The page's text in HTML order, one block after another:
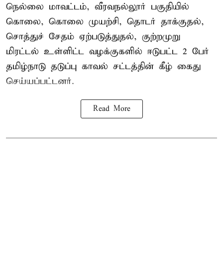
நெல்லை மாவட்டம், வீரவநல்லூர் பகுதியில்
கொலை, கொலை முயற்சி, தொடர் தாக்குதல்,
சொத்துச் சேதம் ஏற்படுத்துதல், குற்றமுறு
மிரட்டல் உள்ளிட்ட வழக்குகளில் ஈடுபட்ட 2 பேர்
தமிழ்நாடு தடுப்பு காவல் சட்டத்தின் கீழ் கைது
செய்யப்பட்டனர்.
Read More